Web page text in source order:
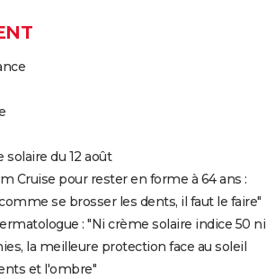
solaire du 12 août
Cruise pour rester en forme à 64 ans :
se brosser les dents, il faut le faire"
: "Ni crème solaire indice 50 ni
la meilleure protection face au soleil
et l'ombre"